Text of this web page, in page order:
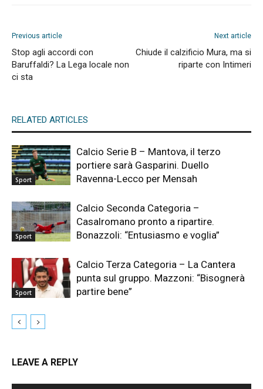
Previous article
Stop agli accordi con
Baruffaldi? La Lega locale non
ci sta
Next article
Chiude il calzificio Mura, ma si
riparte con Intimeri
RELATED ARTICLES
Sport
Calcio Serie B – Mantova, il terzo
portiere sarà Gasparini. Duello
Ravenna-Lecco per Mensah
Sport
Calcio Seconda Categoria –
Casalromano pronto a ripartire.
Bonazzoli: “Entusiasmo e voglia”
Sport
Calcio Terza Categoria – La Cantera
punta sul gruppo. Mazzoni: “Bisognerà
partire bene”
LEAVE A REPLY